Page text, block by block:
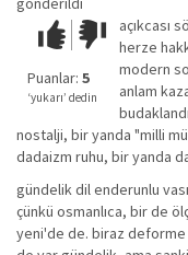
Çok iyi!O
kadar
iyi
değil!
Puanlar: 5
‘yukarı’ dedin
açıkcası
herze
modern
anlam
nostalji, bir yanda "milli
dadaizm ruhu, bir yanda
gündelik dil enderunlu
çünkü osmanlıca, bir de
yeni'de de. biraz deforme